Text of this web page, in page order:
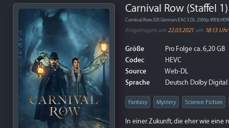
Carnival Row (Staffel 1)
Eingetragen am 22.03.2021 um 18:13 Uhr
Größe
Pro Folge ca. 6,20 GB
Codec
HEVC
Source
Web-DL
Sprache
Deutsch Dolby Digital
Fantasy Mystery Science Fiction
In einer Zukunft, die eher wie eine